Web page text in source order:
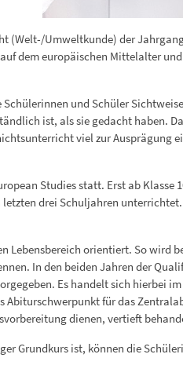
(Welt-/Umweltkunde) der
dem europäischen Mittelalter
und Schüler
ist, als sie gedacht haben.
viel zur Ausprägung
Studies statt. Erst ab Klasse
drei Schuljahren
Lebensbereich orientiert. So wird
In den beiden Jahren der
Es handelt sich hierbei
für das
dienen, vertieft
Grundkurs ist, können die